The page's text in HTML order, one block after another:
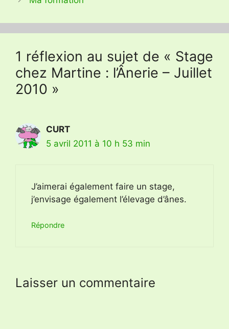
1 réflexion au sujet de « Stage
chez Martine : l’Ânerie – Juillet
2010 »
CURT
5 avril 2011 à 10 h 53 min
J’aimerai également faire un stage,
j’envisage également l’élevage d’ânes.
Répondre
Laisser un commentaire